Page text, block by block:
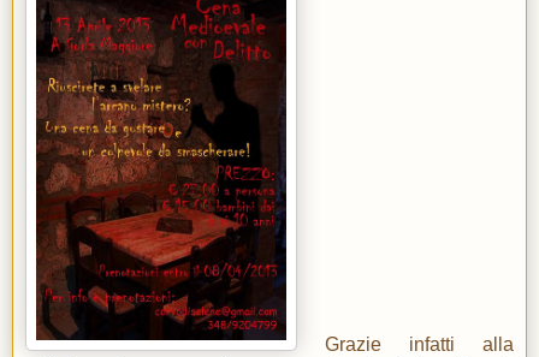
Grazie infatti alla